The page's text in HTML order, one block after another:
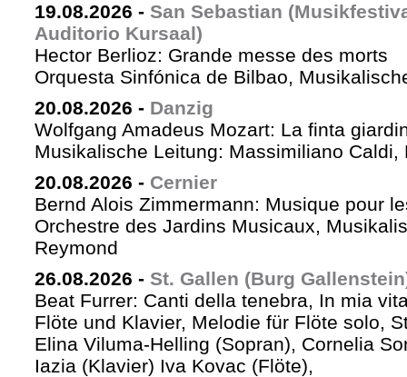
19.08.2026 - San Sebastian
Auditorio Kursaal)
Hector Berlioz: Grande messe des morts
Orquesta Sinfónica de Bilbao,
20.08.2026 - Danzig
Wolfgang Amadeus Mozart: La finta
Musikalische Leitung: Massimiliano Caldi,
20.08.2026 - Cernier
Bernd Alois Zimmermann: Musique pour
Orchestre des Jardins Musicaux,
Reymond
26.08.2026 - St. Gallen (Burg
Beat Furrer: Canti della tenebra, In mia
Flöte und Klavier, Melodie für Flöte solo,
Elina Viluma-Helling (Sopran), Cornelia
Iazia (Klavier) Iva Kovac (Flöte),